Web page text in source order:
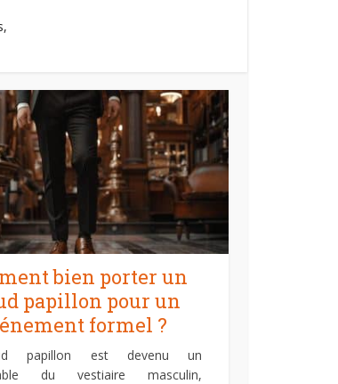
bien porter un
papillon pour un
formel ?
papillon est devenu un
du vestiaire masculin,